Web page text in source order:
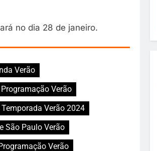
no dia 28 de janeiro.
Verão
Programação Verão
Temporada Verão 2024
São Paulo Verão
Verão